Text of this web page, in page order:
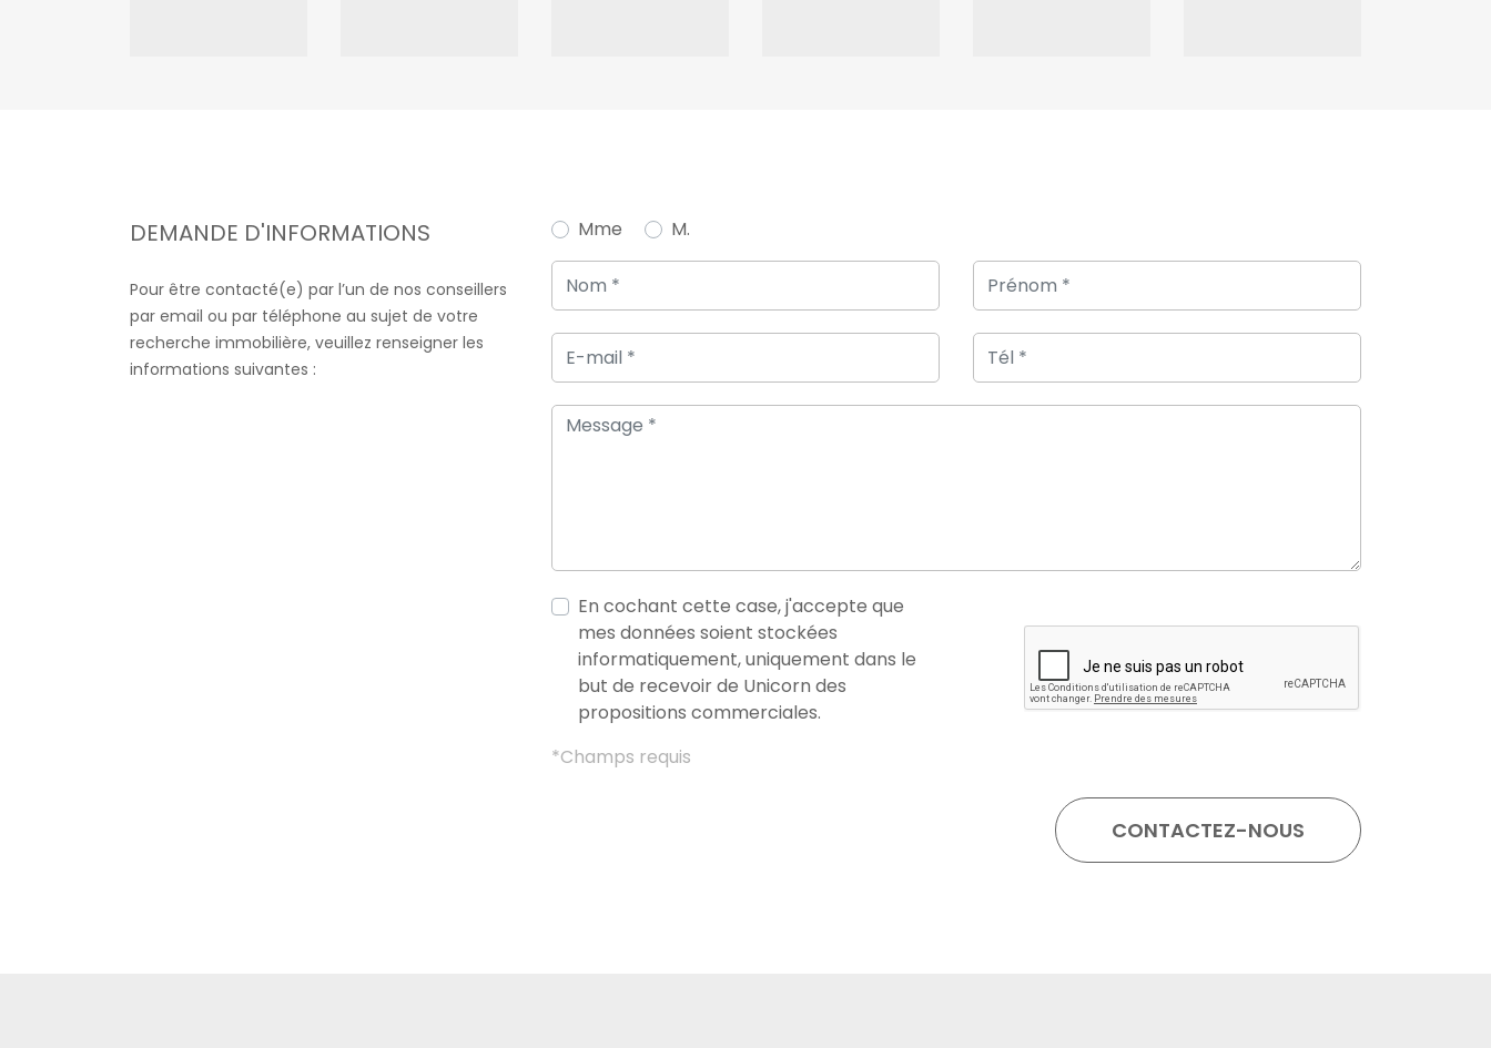
DEMANDE D'INFORMATIONS
Pour être contacté(e) par l’un de nos conseillers
par email ou par téléphone au sujet de votre
recherche immobilière, veuillez renseigner les
informations suivantes :
Mme M.
En cochant cette case, j'accepte que
mes données soient stockées
informatiquement, uniquement dans le
but de recevoir de Unicorn des
propositions commerciales.
*Champs requis